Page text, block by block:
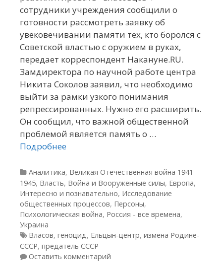
сотрудники учреждения сообщили о
готовности рассмотреть заявку об
увековечивании памяти тех, кто боролся с
Советской властью с оружием в руках,
передает корреспондент Накануне.RU.
Замдиректора по научной работе центра
Никита Соколов заявил, что необходимо
выйти за рамки узкого понимания
репрессированных. Нужно его расширить.
Он сообщил, что важной общественной
проблемой является память о …
Подробнее
Рубрики
Аналитика, Великая Отечественная война 1941-
1945, Власть, Война и Вооруженные силы, Европа,
Интересно и познавательно, Исследование
общественных процессов, Персоны,
Психологическая война, Россия - все времена,
Украина
Метки
Власов, геноцид, Ельцын-центр, измена Родине-
СССР, предатель СССР
Оставить комментарий